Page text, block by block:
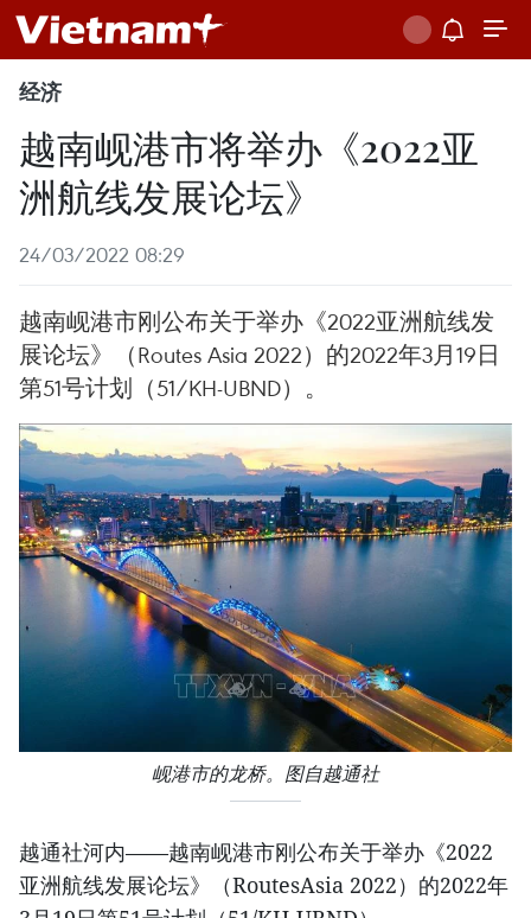
经济
越南岘港市将举办《2022亚
洲航线发展论坛》
24/03/2022 08:29
越南岘港市刚公布关于举办《2022亚洲航线发
展论坛》（Routes Asia 2022）的2022年3月19日
第51号计划（51/KH-UBND）。
岘港市的龙桥。图自越通社
越通社河内——越南岘港市刚公布关于举办《2022
亚洲航线发展论坛》（RoutesAsia 2022）的2022年